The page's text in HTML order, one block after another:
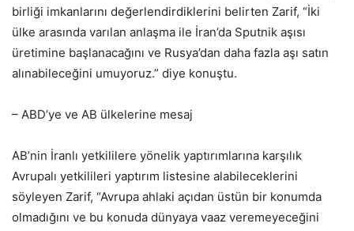
birliği imkanlarını değerlendirdiklerini belirten Zarif, “İki
ülke arasında varılan anlaşma ile İran’da Sputnik aşısı
üretimine başlanacağını ve Rusya’dan daha fazla aşı satın
alınabileceğini umuyoruz.” diye konuştu.
– ABD’ye ve AB ülkelerine mesaj
AB’nin İranlı yetkililere yönelik yaptırımlarına karşılık
Avrupalı yetkilileri yaptırım listesine alabileceklerini
söyleyen Zarif, “Avrupa ahlaki açıdan üstün bir konumda
olmadığını ve bu konuda dünyaya vaaz veremeyeceğini